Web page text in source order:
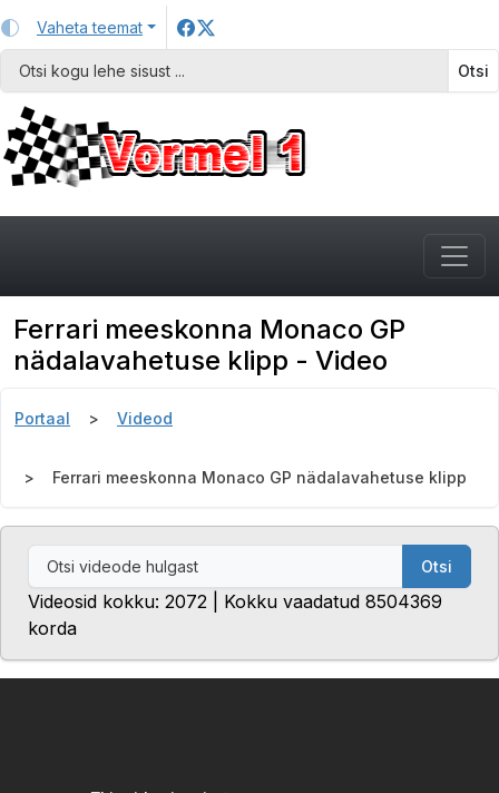
Vaheta teemat
Otsi
Ferrari meeskonna Monaco GP
nädalavahetuse klipp - Video
Portaal Videod
Ferrari meeskonna Monaco GP nädalavahetuse klipp
Otsi
Videosid kokku: 2072 | Kokku vaadatud 8504369
korda